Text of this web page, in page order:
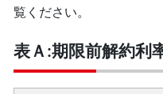
覧ください。
表Ａ:期限前解約利